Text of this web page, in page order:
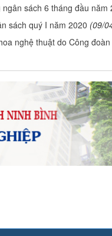
sách 6 tháng đầu năm
sách quý I năm 2020 (09/
nghệ thuật do Công